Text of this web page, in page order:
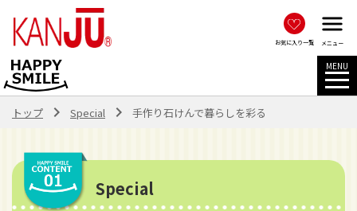
お気に入り一覧
menu
メニュー
トップ navigate_next Special navigate_next 手作り石けんで暮らしを彩る
Special